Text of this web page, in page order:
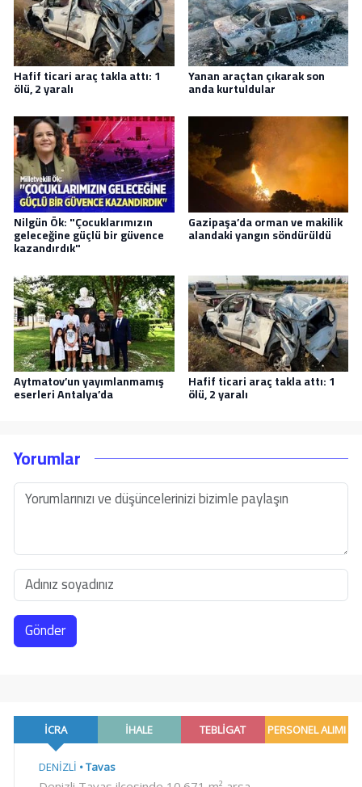
Hafif ticari araç takla attı: 1
ölü, 2 yaralı
Yanan araçtan çıkarak son
anda kurtuldular
Nilgün Ök: "Çocuklarımızın
geleceğine güçlü bir güvence
kazandırdık"
Gazipaşa’da orman ve makilik
alandaki yangın söndürüldü
Aytmatov’un yayımlanmamış
eserleri Antalya’da
Hafif ticari araç takla attı: 1
ölü, 2 yaralı
Yorumlar
Gönder